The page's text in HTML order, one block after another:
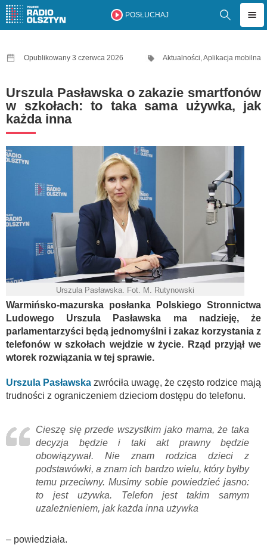
POSŁUCHAJ
Opublikowany 3 czerwca 2026 Aktualności,Aplikacja mobilna
Urszula Pasławska o zakazie smartfonów
w szkołach: to taka sama używka, jak
każda inna
Urszula Pasławska. Fot. M. Rutynowski
Warmińsko-mazurska posłanka Polskiego Stronnictwa
Ludowego Urszula Pasławska ma nadzieję, że
parlamentarzyści będą jednomyślni i zakaz korzystania z
telefonów w szkołach wejdzie w życie. Rząd przyjął we
wtorek rozwiązania w tej sprawie.
Urszula Pasławska zwróciła uwagę, że często rodzice mają
trudności z ograniczeniem dzieciom dostępu do telefonu.
Cieszę się przede wszystkim jako mama, że taka
decyzja będzie i taki akt prawny będzie
obowiązywał. Nie znam rodzica dzieci z
podstawówki, a znam ich bardzo wielu, który byłby
temu przeciwny. Musimy sobie powiedzieć jasno:
to jest używka. Telefon jest takim samym
uzależnieniem, jak każda inna używka
– powiedziała.